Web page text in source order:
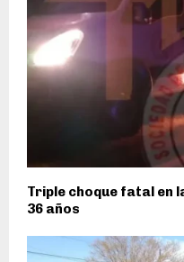
Triple choque fatal en
36 años